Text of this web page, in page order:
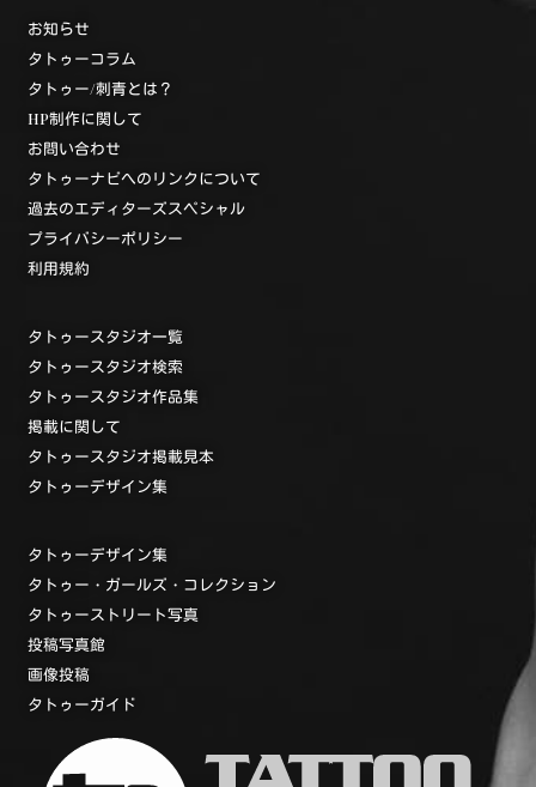
お知らせ
タトゥーコラム
タトゥー/刺青とは？
HP制作に関して
お問い合わせ
タトゥーナビへのリンクについて
過去のエディターズスペシャル
プライバシーポリシー
利用規約
タトゥースタジオ一覧
タトゥースタジオ検索
タトゥースタジオ作品集
掲載に関して
タトゥースタジオ掲載見本
タトゥーデザイン集
タトゥーデザイン集
タトゥー・ガールズ・コレクション
タトゥーストリート写真
投稿写真館
画像投稿
タトゥーガイド